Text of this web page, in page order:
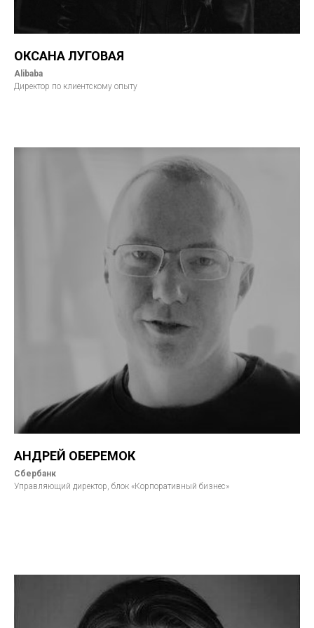
ОКСАНА ЛУГОВАЯ
Alibaba
Директор по клиентскому опыту
АНДРЕЙ ОБЕРЕМОК
Сбербанк
Управляющий директор, блок «Корпоративный бизнес»